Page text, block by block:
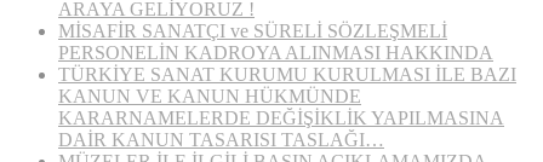
ARAYA GELİYORUZ !
MİSAFİR SANATÇI ve SÜRELİ SÖZLEŞMELİ
PERSONELİN KADROYA ALINMASI HAKKINDA
TÜRKİYE SANAT KURUMU KURULMASI İLE BAZI
KANUN VE KANUN HÜKMÜNDE
KARARNAMELERDE DEĞİŞİKLİK YAPILMASINA
DAİR KANUN TASARISI TASLAĞI…